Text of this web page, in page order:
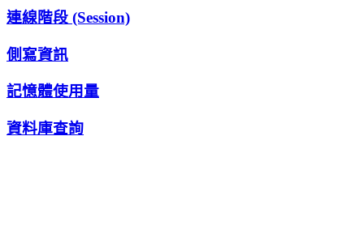
連線階段 (Session)
側寫資訊
記憶體使用量
資料庫查詢